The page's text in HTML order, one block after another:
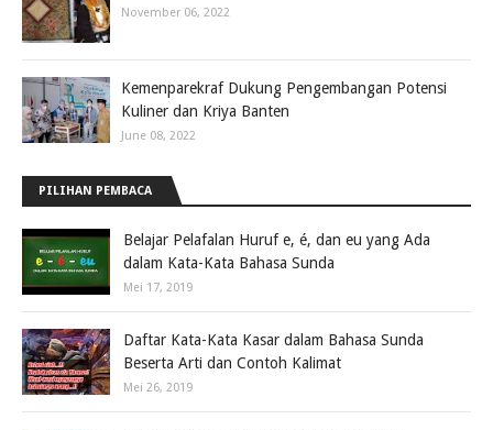
November 06, 2022
Kemenparekraf Dukung Pengembangan Potensi
Kuliner dan Kriya Banten
June 08, 2022
PILIHAN PEMBACA
Belajar Pelafalan Huruf e, é, dan eu yang Ada
dalam Kata-Kata Bahasa Sunda
Mei 17, 2019
Daftar Kata-Kata Kasar dalam Bahasa Sunda
Beserta Arti dan Contoh Kalimat
Mei 26, 2019